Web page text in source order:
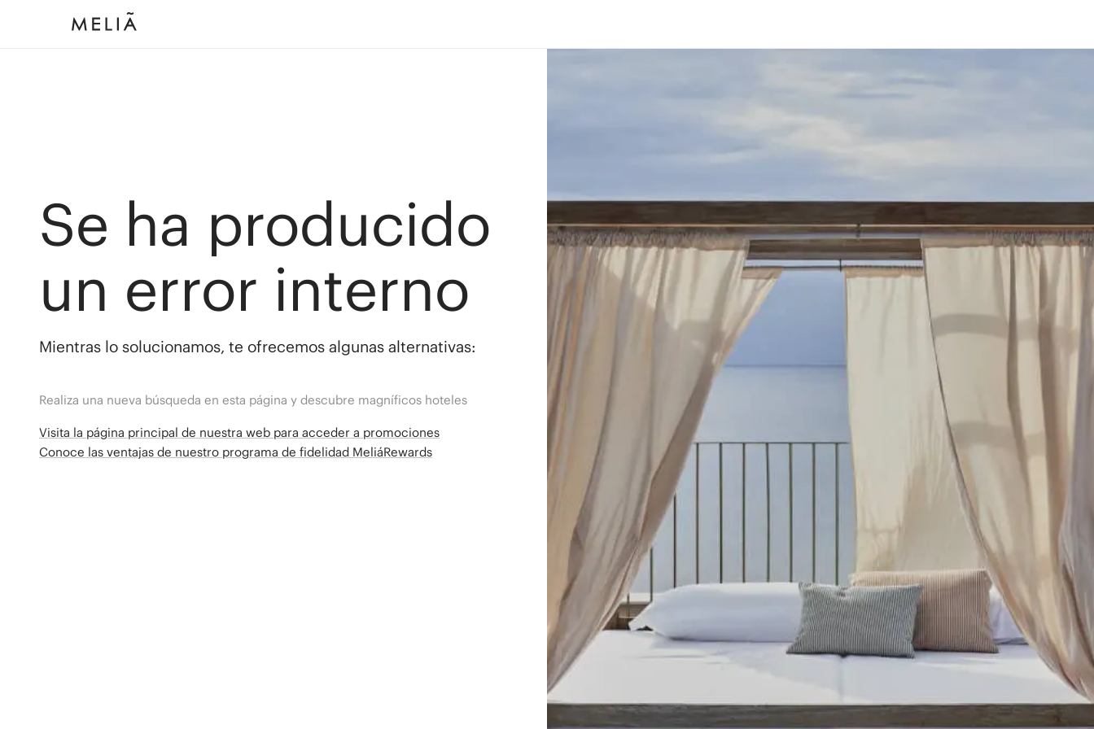
Se ha producido
un error interno
Mientras lo solucionamos, te ofrecemos algunas alternativas:
Realiza una nueva búsqueda en esta página y descubre magníficos hoteles
Visita la página principal de nuestra web para acceder a promociones
Conoce las ventajas de nuestro programa de fidelidad MeliáRewards